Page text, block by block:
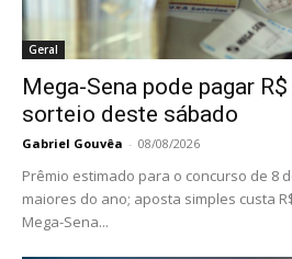
Geral
Mega-Sena pode pagar
sorteio deste sábado
Gabriel Gouvêa - 08/08/2026
Prêmio estimado para o concurso de 8
maiores do ano; aposta simples custa
Mega-Sena...